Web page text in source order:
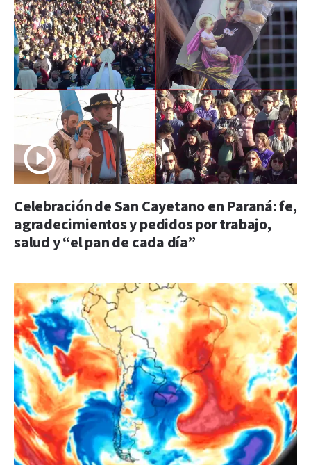
Celebración de San Cayetano en Paraná: fe,
agradecimientos y pedidos por trabajo,
salud y “el pan de cada día”